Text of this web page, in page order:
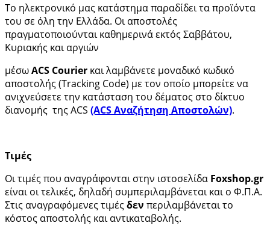
Το ηλεκτρονικό μας κατάστημα παραδίδει τα προϊόντα
του σε όλη την Ελλάδα. Οι αποστολές
πραγματοποιούνται καθημερινά εκτός Σαββάτου,
Κυριακής και αργιών
μέσωACS Courier και λαμβάνετε μοναδικό κωδικό
αποστολής (Tracking Code) με τον οποίο μπορείτε να
ανιχνεύσετε την κατάσταση του δέματος στο δίκτυο
διανομής της ACS (ΑCS Αναζήτηση Αποστολών).
Τιμές
Οι τιμές που αναγράφονται στην ιστοσελίδα Foxshop.gr
είναι οι τελικές, δηλαδή συμπεριλαμβάνεται και ο Φ.Π.Α.
Στις αναγραφόμενες τιμέςδεν περιλαμβάνεται το
κόστος αποστολής και αντικαταβολής.